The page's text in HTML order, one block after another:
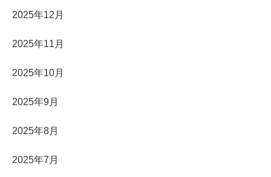
2025年12月
2025年11月
2025年10月
2025年9月
2025年8月
2025年7月